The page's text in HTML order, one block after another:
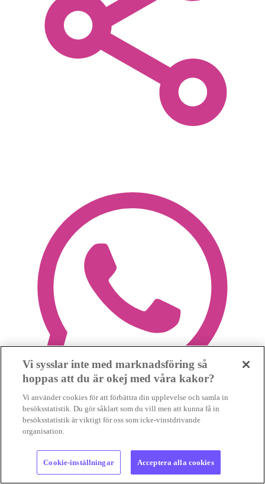
Vi sysslar inte med marknadsföring så
hoppas att du är okej med våra kakor?
Vi använder cookies för att förbättra din upplevelse och samla in
besöksstatistik. Du gör såklart som du vill men att kunna få in
besöksstatistik är viktigt för oss som icke-vinstdrivande
organisation.
Cookie-inställningar Acceptera alla cookies